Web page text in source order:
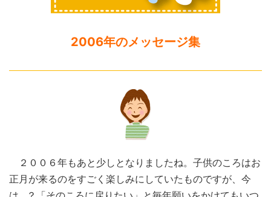
2006年のメッセージ集
２００６年もあと少しとなりましたね。子供のころはお
正月が来るのをすごく楽しみにしていたものですが、今